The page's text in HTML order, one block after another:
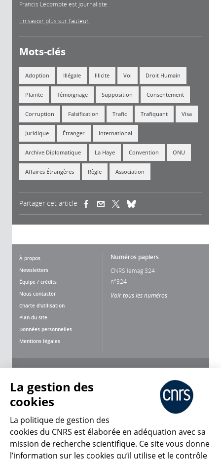
Francis Lecompte est journaliste.
En savoir plus sur l'auteur
Mots-clés
Adoption Illégale Illicite Vol Droit Humain
Plainte Témoignage Supposition Consentement
Corruption Falsification Trafic Trafiquant Visa
Juridique Étranger International
Archive Diplomatique La Haye Convention ONU
Affaires Étrangères Règle Association
Partager cet article (link is external)(link is external)
À propos
Newsletters
Équipe / crédits
Nous contacter
Charte d'utilisation
Plan du site
Données personnelles
Mentions légales
Numéros papiers
CNRS lemag 324
n°324
Voir tous les numéros
CNRS Le Mag
La gestion des
cookies
La politique de gestion des
cookies du CNRS est élaborée en adéquation avec sa
mission de recherche scientifique. Ce site vous donne
l’information sur les cookies qu’il utilise et le contrôle